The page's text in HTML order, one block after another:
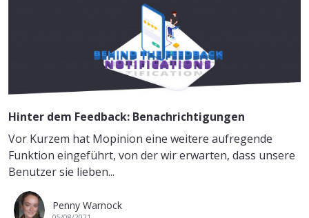
Hinter dem Feedback: Benachrichtigungen
Vor Kurzem hat Mopinion eine weitere aufregende
Funktion eingeführt, von der wir erwarten, dass unsere
Benutzer sie lieben...
Penny Warnock